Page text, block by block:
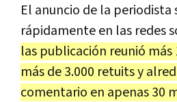
El anuncio de la periodista
rápidamente en las redes
las publicación reunió más
más de 3.000 retuits y
comentario en apenas 30